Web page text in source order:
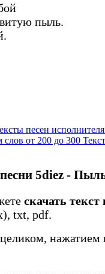
пыль.
песен
слов от 200 до 300
5diez -
скачать текст
txt, pdf.
целиком, нажатием